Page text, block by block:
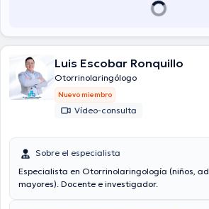
Luis Escobar Ronquillo
Otorrinolaringólogo
Nuevo miembro
Vídeo-consulta
Sobre el especialista
Especialista en Otorrinolaringología (niños,
mayores). Docente e investigador.